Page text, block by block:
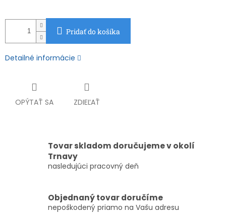
Pridať do košíka
Detailné informácie
OPÝTAŤ SA ZDIEĽAŤ
Tovar skladom doručujeme v okolí
Trnavy
nasledujúci pracovný deň
Objednaný tovar doručíme
nepoškodený priamo na Vašu adresu